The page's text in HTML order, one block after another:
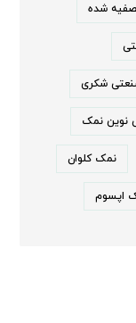
شده
شکری
نوین نمک
نمک کلوان
اپسوم